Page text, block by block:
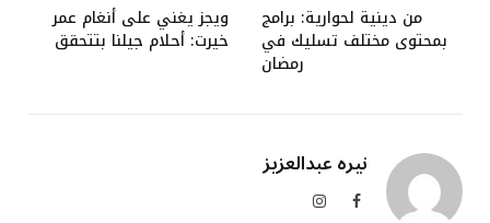
من دينية لحوارية: برامج
بمحتوى مختلف تسليك في
رمضان
ويجز يغني على أنغام عمر
خيرت: أحلام جيلنا بتتحقق
نيره عبدالعزيز
فيسبوكالانستغرام